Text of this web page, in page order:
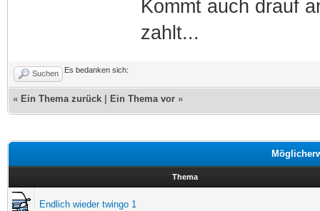
Kommt auch drauf
zahlt...
Suchen Es bedanken sich:
« Ein Thema zurück Ein Thema vor »
Thema
Endlich wieder twingo 1